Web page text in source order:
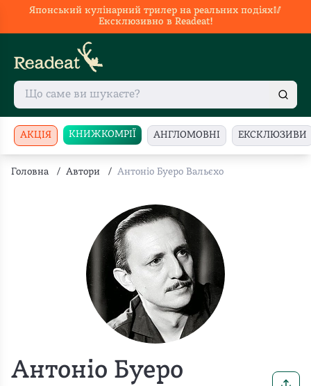
Японський кулінарний трилер на реальних подіях🥢
Ексклюзивно в Readeat!
АКЦІЯ КНИЖКОМРІЇ АНГЛОМОВНІ ЕКСКЛЮЗИВИ
Головна / Автори / Антоніо Буеро Вальєхо
Антоніо Буеро